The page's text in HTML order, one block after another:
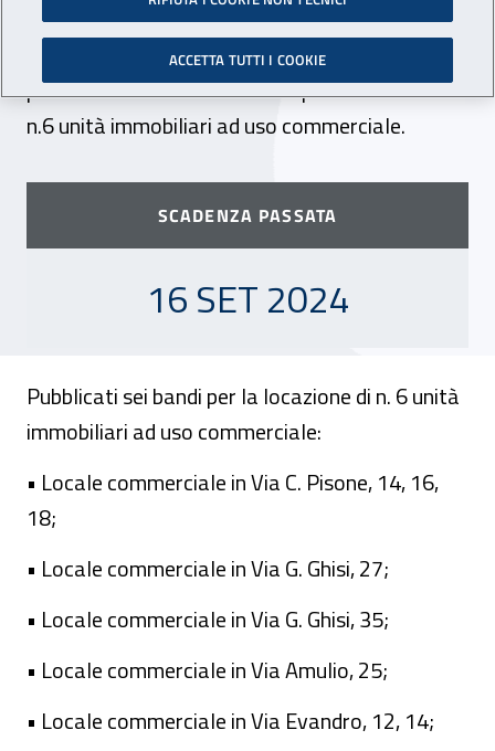
Scadono il 16 settembre 2024 i termini per la
presentazione delle domande per la locazione di
n.6 unità immobiliari ad uso commerciale.
SCADENZA PASSATA
16 SETTEMBRE 2024
16 SET 2024
Pubblicati sei bandi per la locazione di n. 6 unità
immobiliari ad uso commerciale:
• Locale commerciale in Via C. Pisone, 14, 16,
18;
• Locale commerciale in Via G. Ghisi, 27;
• Locale commerciale in Via G. Ghisi, 35;
• Locale commerciale in Via Amulio, 25;
• Locale commerciale in Via Evandro, 12, 14;
ACCETTA TUTTI I COOKIE